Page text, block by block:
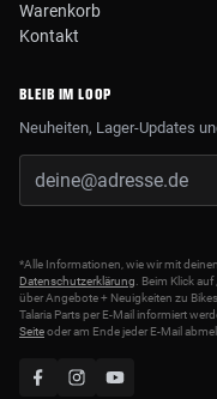
Warenkorb
Kontakt
BLEIB IM LOOP
Neuheiten, Lager-Updates
*Alle Informationen, wie wir mit
Datenschutzerklärung. Beim Klick
über Angebote + Neuigkeiten zu
Talaria Parts per E-Mail informiert
Seiteoder am Ende jeder E-Mail